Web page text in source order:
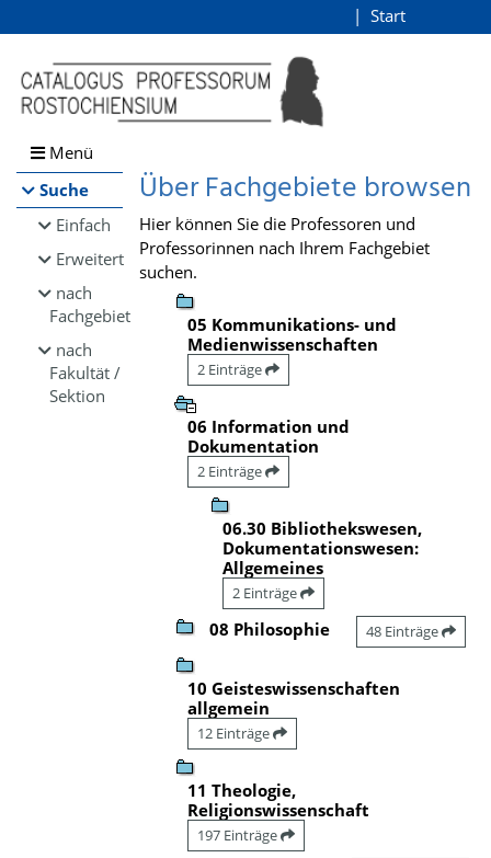
Browsen
direkt zum Inhalt
Start
Menü
Suche
Einfach
Erweitert
nach
Fachgebiet
nach
Fakultät /
Sektion
Über Fachgebiete browsen
Hier können Sie die Professoren und
Professorinnen nach Ihrem Fachgebiet
suchen.
05 Kommunikations- und
Medienwissenschaften
2 Einträge
06 Information und
Dokumentation
2 Einträge
06.30 Bibliothekswesen,
Dokumentationswesen:
Allgemeines
2 Einträge
08 Philosophie 48 Einträge
10 Geisteswissenschaften
allgemein
12 Einträge
11 Theologie,
Religionswissenschaft
197 Einträge